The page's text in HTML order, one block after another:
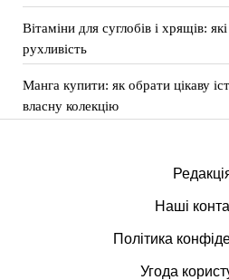
Вітаміни для суглобів і хрящів:
рухливість
Манга купити: як обрати цікаву
власну колекцію
Наші
Політика
Угода